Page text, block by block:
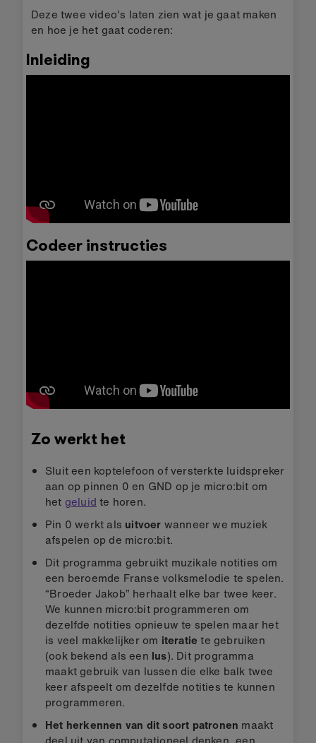
Deze twee video's laten zien wat je gaat maken
en hoe je het gaat coderen:
Inleiding
Codeer instructies
Zo werkt het
Sluit een koptelefoon of versterkte luidspreker
aan op pinnen 0 en GND op je micro:bit om
het geluid te horen.
Pin 0 werkt als uitvoer wanneer we muziek
afspelen op de micro:bit.
Dit programma gebruikt muzikale notities om
een beroemde Franse volksmelodie te spelen.
“Broeder Jakob” herhaalt elke bar twee keer.
We kunnen micro:bit programmeren om
dezelfde notities opnieuw te spelen maar het
is veel makkelijker om iteratie te gebruiken
(ook bekend als een lus). Dit programma
maakt gebruik van lussen die elke balk twee
keer afspeelt om dezelfde notities te kunnen
programmeren.
Het herkennen van dit soort patronen maakt